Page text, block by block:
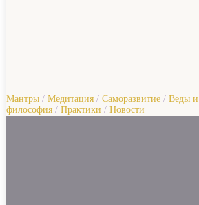
Мантры / Медитация / Саморазвитие / Веды и
философия / Практики / Новости